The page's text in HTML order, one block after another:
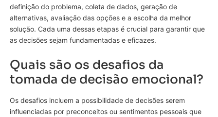
definição do problema, coleta de dados, geração de
alternativas, avaliação das opções e a escolha da melhor
solução. Cada uma dessas etapas é crucial para garantir que
as decisões sejam fundamentadas e eficazes.
Quais são os desafios da
tomada de decisão emocional?
Os desafios incluem a possibilidade de decisões serem
influenciadas por preconceitos ou sentimentos pessoais que